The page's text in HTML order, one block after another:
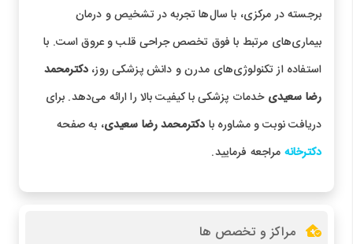
برجسته در مرکزی، با سال‌ها تجربه در تشخیص و درمان
بیماری‌های مرتبط با فوق تخصص جراحی قلب و عروق است. با
استفاده از تکنولوژی‌های مدرن و دانش پزشکی روز، دکترمحمد
رضا سعیدی خدمات پزشکی با کیفیت بالا را ارائه می‌دهد. برای
دریافت نوبت و مشاوره با دکترمحمد رضا سعیدی، به صفحه
دکترخانه مراجعه فرمایید.
مراکز و تخصص ها